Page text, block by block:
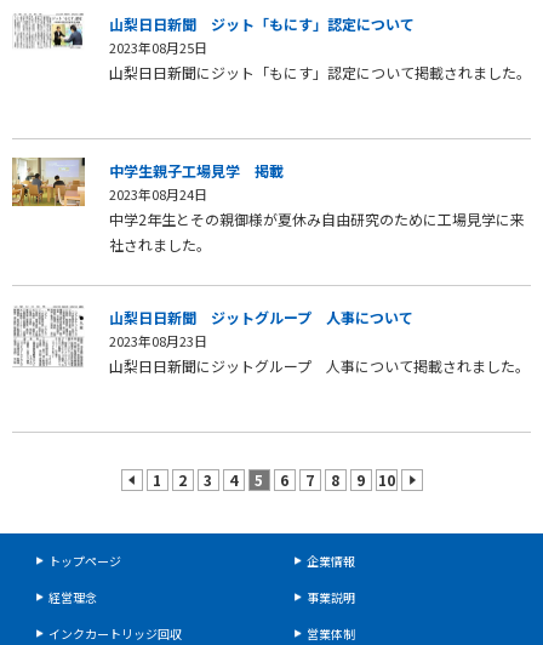
山梨日日新聞 ジット「もにす」認定について
2023年08月25日
山梨日日新聞にジット「もにす」認定について掲載されました。
中学生親子工場見学 掲載
2023年08月24日
中学2年生とその親御様が夏休み自由研究のために工場見学に来
社されました。
山梨日日新聞 ジットグループ 人事について
2023年08月23日
山梨日日新聞にジットグループ 人事について掲載されました。
1 2 3 4 5 6 7 8 9
10
トップページ
企業情報
経営理念
事業説明
インクカートリッジ回収
営業体制